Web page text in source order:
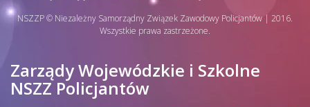
NSZZP © Niezależny Samorządny Związek Zawodowy Policjantów | 2016.
Wszystkie prawa zastrzeżone.
Zarządy Wojewódzkie i Szkolne
NSZZ Policjantów